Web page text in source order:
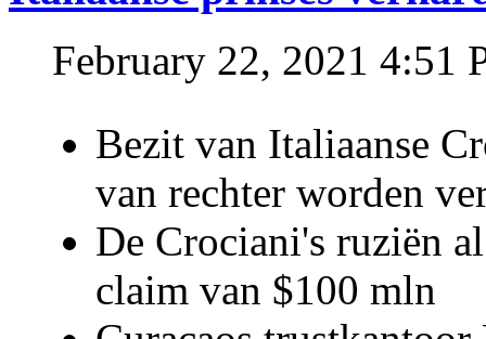
February 22, 2021 4:51
Bezit van Italiaanse
van rechter worden
De Crociani's ruziën
claim van $100 mln